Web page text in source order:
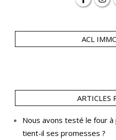
ACL
ARTICLES
Nous avons testé le four
tient-il ses promesses ?